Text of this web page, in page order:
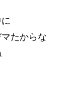
たからな